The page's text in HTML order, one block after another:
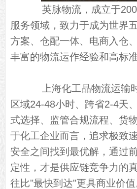
英脉物流，成立于
服务领域，致力于成为世界
方案、仓配一体、电商入仓
丰富的物流运作经验和高标
上海化工品物流运输时
区域24-48小时、跨省2-4天
式选择、监管合规流程、货
于化工企业而言，追求极致
安全之间找到最优解，通过
定性，才是供应链竞争力的
往比"最快到达"更具商业价值